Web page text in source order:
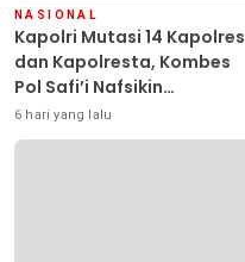
NASIONAL
Kapolri Mutasi 14 Kapolres
dan Kapolresta, Kombes
Pol Safi’i Nafsikin
Mengemban Amanah
Pimpin Polresta Kendari
6 hari yang lalu